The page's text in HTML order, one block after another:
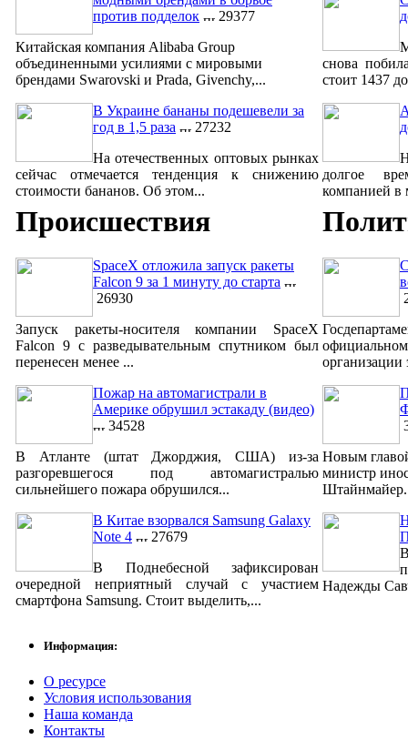
против подделок
29377
Китайская компания Alibaba Group
объединенными усилиями с мировыми
брендами Swarovski и Prada, Givenchy,...
В Украине бананы подешевели за
год в 1,5 раза
27232
На отечественных оптовых рынках
сейчас отмечается тенденция к снижению
стоимости бананов. Об этом...
снова
стоит 1437
долгое
компанией в
Происшествия
SpaceX отложила запуск ракеты
Falcon 9 за 1 минуту до старта
26930
Запуск ракеты-носителя компании SpaceX
Falcon 9 с разведывательным спутником был
перенесен менее ...
Пожар на автомагистрали в
Америке обрушил эстакаду (видео)
34528
В Атланте (штат Джорджия, США) из-за
разгоревшегося под автомагистралью
сильнейшего пожара обрушился...
В Китае взорвался Samsung Galaxy
Note 4
27679
В Поднебесной зафиксирован
очередной неприятный случай с участием
смартфона Samsung. Стоит выделить,...
организации
Новым
министр
Надежды
Информация:
О ресурсе
Условия использования
Наша команда
Контакты